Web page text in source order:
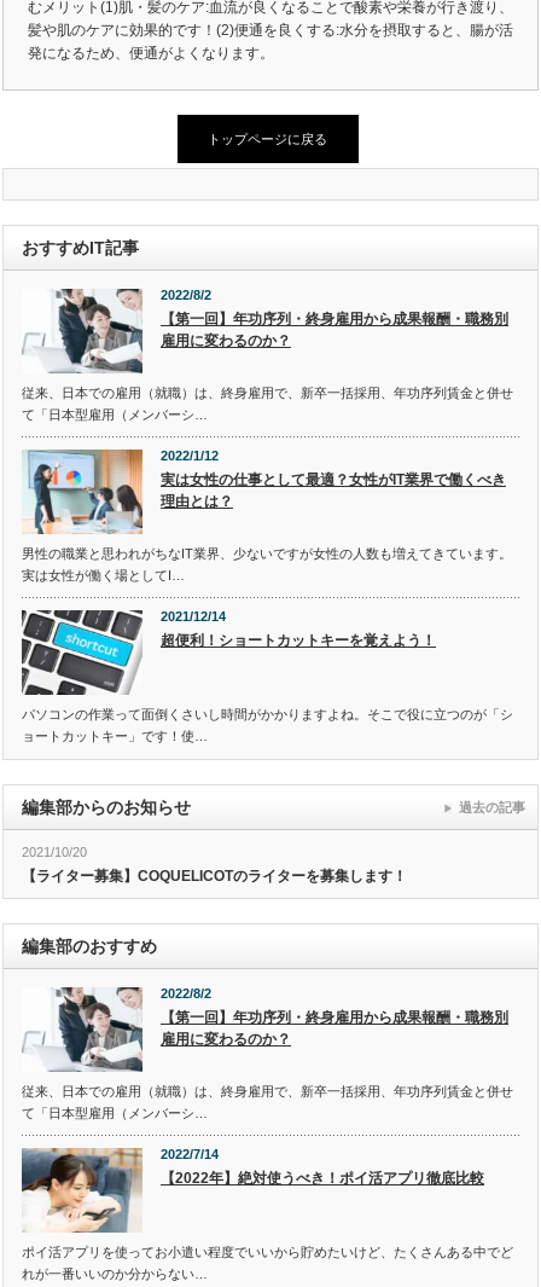
むメリット(1)肌・髪のケア:血流が良くなることで酸素や栄養が行き渡り、
髪や肌のケアに効果的です！(2)便通を良くする:水分を摂取すると、腸が活
発になるため、便通がよくなります。
トップページに戻る
おすすめIT記事
2022/8/2
【第一回】年功序列・終身雇用から成果報酬・職務別
雇用に変わるのか？
従来、日本での雇用（就職）は、終身雇用で、新卒一括採用、年功序列賃金と併せ
て「日本型雇用（メンバーシ…
2022/1/12
実は女性の仕事として最適？女性がIT業界で働くべき
理由とは？
男性の職業と思われがちなIT業界、少ないですが女性の人数も増えてきています。
実は女性が働く場としてI…
2021/12/14
超便利！ショートカットキーを覚えよう！
パソコンの作業って面倒くさいし時間がかかりますよね。そこで役に立つのが「シ
ョートカットキー」です！使…
編集部からのお知らせ
2021/10/20
【ライター募集】COQUELICOTのライターを募集します！
過去の記事
編集部のおすすめ
2022/8/2
【第一回】年功序列・終身雇用から成果報酬・職務別
雇用に変わるのか？
従来、日本での雇用（就職）は、終身雇用で、新卒一括採用、年功序列賃金と併せ
て「日本型雇用（メンバーシ…
2022/7/14
【2022年】絶対使うべき！ポイ活アプリ徹底比較
ポイ活アプリを使ってお小遣い程度でいいから貯めたいけど、たくさんある中でど
れが一番いいのか分からない…